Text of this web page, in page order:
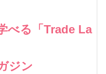
べる「Trade La
ジン